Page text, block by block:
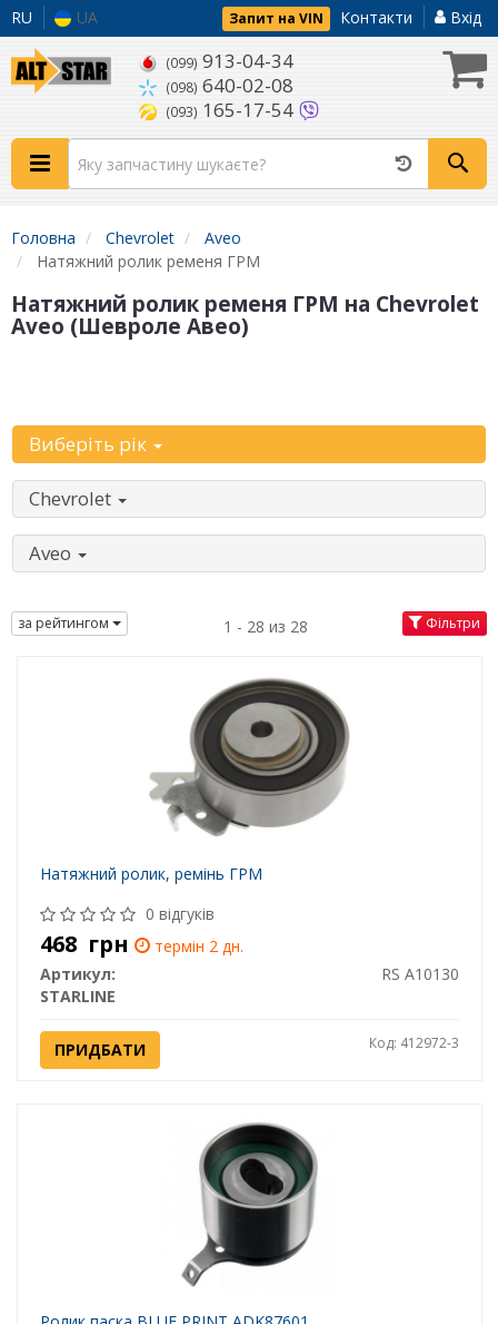
RU UA Запит на VIN Контакти Вхід
(099) 913-04-34
(098) 640-02-08
(093) 165-17-54
Головна Chevrolet
Aveo
Натяжний ролик ременя ГРМ
Натяжний ролик ременя ГРМ на Chevrolet
Aveo (Шевроле Авео)
Виберіть рік
Chevrolet
Aveo
за рейтингом 1 - 28 из 28 Фільтри
Натяжний ролик, ремінь ГРМ
0 відгуків
468 грн
термін 2 дн.
Артикул:
RS A10130
STARLINE
ПРИДБАТИ Код: 412972-3